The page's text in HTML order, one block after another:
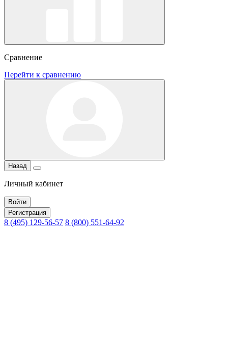
Сравнение
Перейти к сравнению
Назад
Личный кабинет
Войти
Регистрация
8 (495) 129-56-57 8 (800) 551-64-92